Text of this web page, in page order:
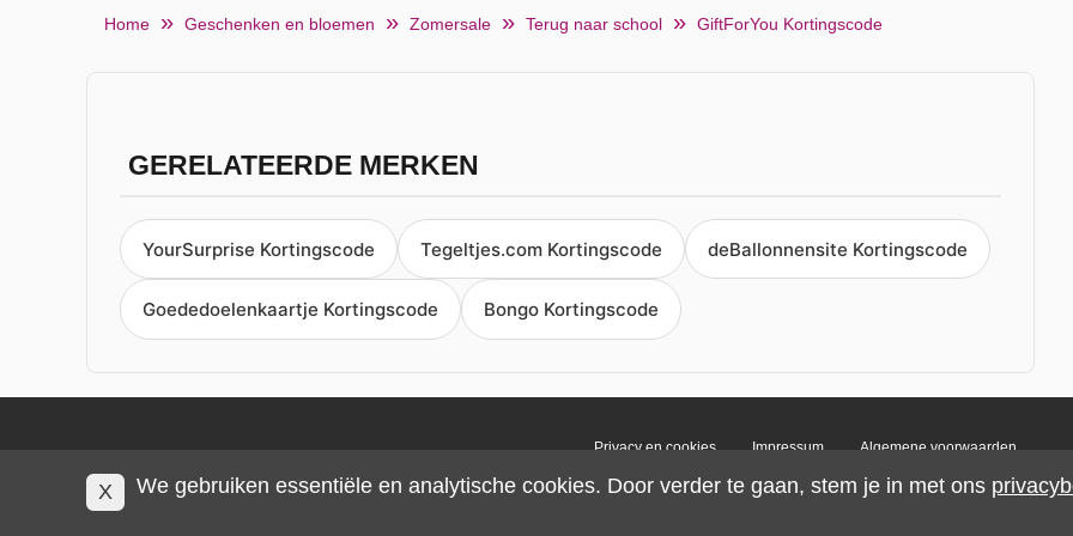
Home Geschenken en bloemen Zomersale Terug naar school GiftForYou Kortingscode
GERELATEERDE MERKEN
YourSurprise Kortingscode Tegeltjes.com Kortingscode deBallonnensite Kortingscode
Goededoelenkaartje Kortingscode Bongo Kortingscode
Privacy en cookies Impressum Algemene voorwaarden
X We gebruiken essentiële en analytische cookies. Door verder te gaan, stem je in met ons